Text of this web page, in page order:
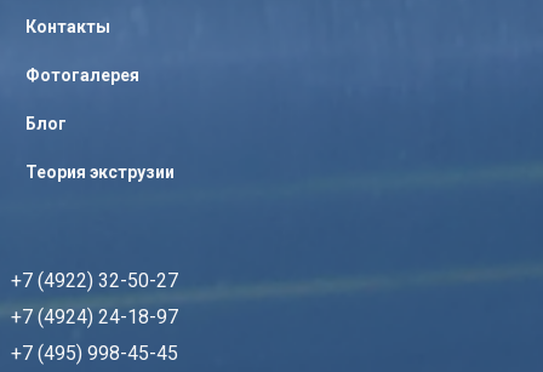
Контакты
Фотогалерея
Блог
Теория экструзии
+7 (4922) 32-50-27
+7 (4924) 24-18-97
+7 (495) 998-45-45